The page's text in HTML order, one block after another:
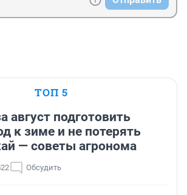
ТОП 5
август подготовить
к зиме и не потерять
— советы агронома
Обсудить